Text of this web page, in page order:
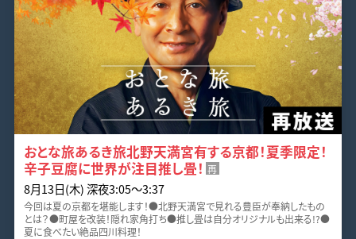
おとな旅あるき旅北野天満宮有する京都！夏季限定！
辛子豆腐に世界が注目推し畳！ 再
8月13日(木) 深夜3:05～3:37
今回は夏の京都を堪能します！●北野天満宮で見れる豊臣が奉納したもの
とは？●町屋を改装！隠れ家角打ち●推し畳は自分オリジナルも出来る!?●
夏に食べたい絶品四川料理！